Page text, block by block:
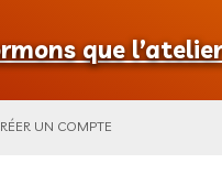
que
UN COMPTE